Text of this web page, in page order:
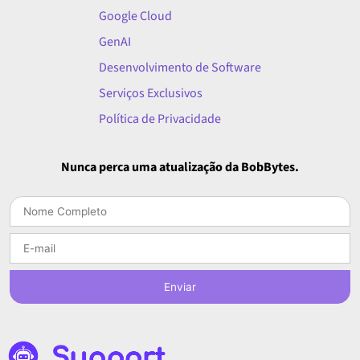
Google Cloud
GenAI
Desenvolvimento de Software
Serviços Exclusivos
Política de Privacidade
Nunca perca uma atualização da BobBytes.
Enviar